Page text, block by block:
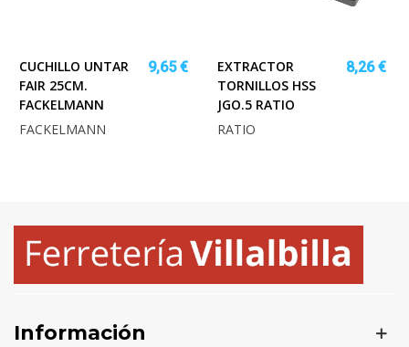
CUCHILLO UNTAR
FAIR 25CM.
FACKELMANN
9,65 €
FACKELMANN
EXTRACTOR
TORNILLOS HSS
JGO.5 RATIO
8,26 €
RATIO
Información